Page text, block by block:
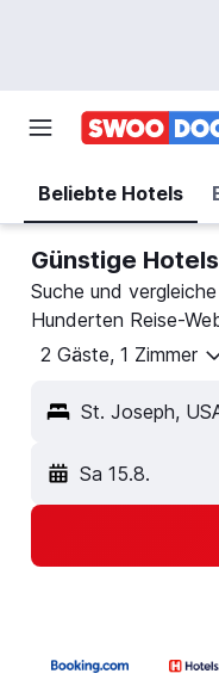
Beliebte Hotels
Günstige
Suche und
Hunderten Reise-
2 Gäste, 1 Zimmer
St. Joseph,
Sa 15.8.